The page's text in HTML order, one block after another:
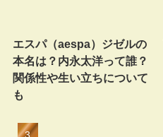
エスパ（aespa）ジゼルの
本名は？内永太洋って誰？
関係性や生い立ちについて
も